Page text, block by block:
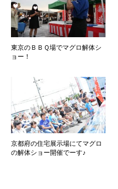
東京のＢＢＱ場でマグロ解体シ
ョー！
京都府の住宅展示場にてマグロ
の解体ショー開催でーす♪